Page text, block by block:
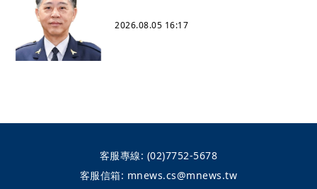
2026.08.05 16:17
客服專線: (02)7752-5678
客服信箱: mnews.cs@mnews.tw